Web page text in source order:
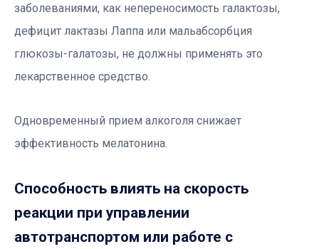
заболеваниями, как непереносимость галактозы,
дефицит лактазы Лаппа или мальабсорбция
глюкозы-галатозы, не должны применять это
лекарственное средство.
Одновременный прием алкоголя снижает
эффективность мелатонина.
Способность влиять на скорость
реакции при управлении
автотранспортом или работе с